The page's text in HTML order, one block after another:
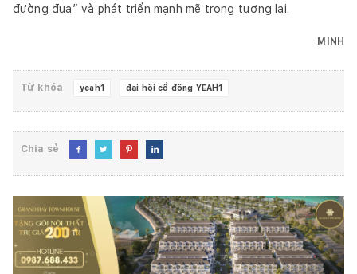
đường đua” và phát triển mạnh mẽ trong tương lai.
MINH
Từ khóa yeah1 đại hội cổ đông YEAH1
Chia sẻ    